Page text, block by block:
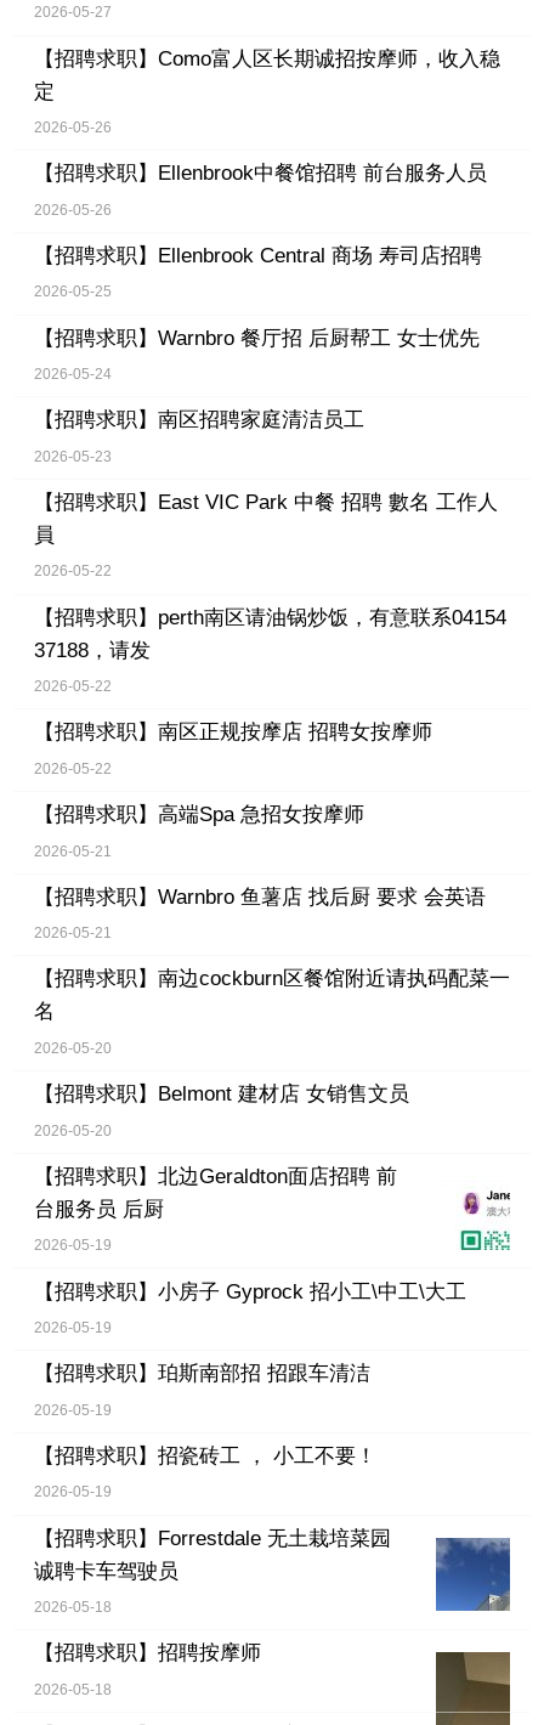
2026-05-27
【招聘求职】 Como富人区长期诚招按摩师，收入稳
定
2026-05-26
【招聘求职】 Ellenbrook中餐馆招聘 前台服务人员
2026-05-26
【招聘求职】 Ellenbrook Central 商场 寿司店招聘
2026-05-25
【招聘求职】 Warnbro 餐厅招 后厨帮工 女士优先
2026-05-24
【招聘求职】 南区招聘家庭清洁员工
2026-05-23
【招聘求职】 East VIC Park 中餐 招聘 數名 工作人
員
2026-05-22
【招聘求职】 perth南区请油锅炒饭，有意联系04154
37188，请发
2026-05-22
【招聘求职】 南区正规按摩店 招聘女按摩师
2026-05-22
【招聘求职】 高端Spa 急招女按摩师
2026-05-21
【招聘求职】 Warnbro 鱼薯店 找后厨 要求 会英语
2026-05-21
【招聘求职】 南边cockburn区餐馆附近请执码配菜一
名
2026-05-20
【招聘求职】 Belmont 建材店 女销售文员
2026-05-20
【招聘求职】 北边Geraldton面店招聘 前
台服务员 后厨
2026-05-19
【招聘求职】 小房子 Gyprock 招小工\中工\大工
2026-05-19
【招聘求职】 珀斯南部招 招跟车清洁
2026-05-19
【招聘求职】 招瓷砖工 ， 小工不要！
2026-05-19
【招聘求职】 Forrestdale 无土栽培菜园
诚聘卡车驾驶员
2026-05-18
【招聘求职】 招聘按摩师
2026-05-18